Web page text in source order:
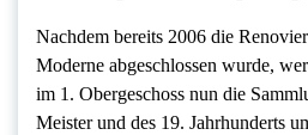
Nachdem bereits 2006 die
Moderne abgeschlossen wurde,
im 1. Obergeschoss nun die
Meister und des 19. Jahrhunderts